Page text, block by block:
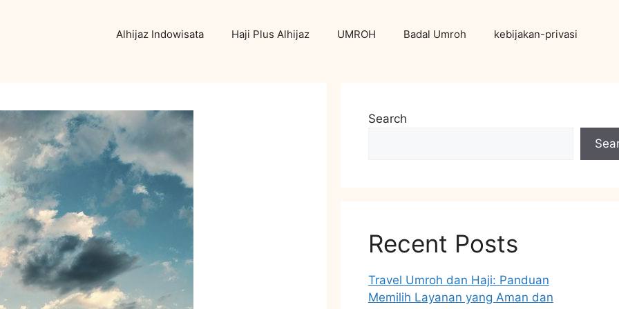
Alhijaz Indowisata Haji Plus Alhijaz UMROH Badal Umroh kebijakan-privasi
Search
Recent Posts
Travel Umroh dan Haji: Panduan
Memilih Layanan yang Aman dan